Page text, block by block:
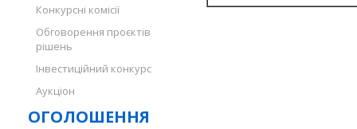
Конкурсні комісії
Обговорення проєктів
рішень
Інвестиційний конкурс
Аукціон
ОГОЛОШЕННЯ